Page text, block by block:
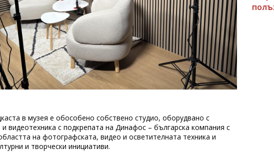
в музея е обособено собствено студио, оборудвано с
видеотехника с подкрепата на Динафос – българска компания с
на фотографската, видео и осветителната техника и
и творчески инициативи.